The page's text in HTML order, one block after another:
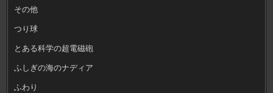
その他
つり球
とある科学の超電磁砲
ふしぎの海のナディア
ふわり